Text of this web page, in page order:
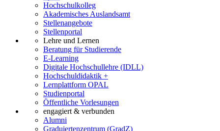
Hochschulkolleg
Akademisches Auslandsamt
Stellenangebote
Stellenportal
Lehre und Lernen
Beratung für Studierende
E-Learning
Digitale Hochschullehre (IDLL)
Hochschuldidaktik +
Lernplattform OPAL
Studienportal
Öffentliche Vorlesungen
engagiert & verbunden
Alumni
Graduiertenzentrum (GradZ)